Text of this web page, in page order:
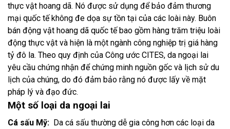
thực vật hoang dã. Nó được sử dụng để bảo đảm thương
mại quốc tế không đe dọa sự tồn tại của các loài này. Buôn
bán động vật hoang dã quốc tế bao gồm hàng trăm triệu loài
động thực vật và hiện là một ngành công nghiệp trị giá hàng
tỷ đô la. Theo quy định của Công ước CITES, da ngoại lai
yêu cầu chứng nhận để chứng minh nguồn gốc và lịch sử du
lịch của chúng, do đó đảm bảo rằng nó được lấy về mặt
pháp lý và đạo đức.
Một số loại da ngoại lai
Cá sấu Mỹ: Da cá sấu thường dễ gia công hơn các loại da